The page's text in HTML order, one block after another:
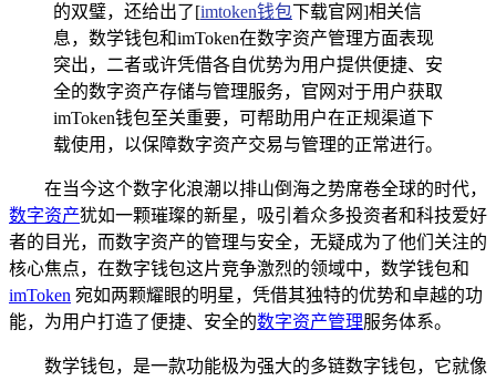
的双璧，还给出了[imtoken钱包下载官网]相关信
息，数学钱包和imToken在数字资产管理方面表现
突出，二者或许凭借各自优势为用户提供便捷、安
全的数字资产存储与管理服务，官网对于用户获取
imToken钱包至关重要，可帮助用户在正规渠道下
载使用，以保障数字资产交易与管理的正常进行。
在当今这个数字化浪潮以排山倒海之势席卷全球的时代，
数字资产犹如一颗璀璨的新星，吸引着众多投资者和科技爱好
者的目光，而数字资产的管理与安全，无疑成为了他们关注的
核心焦点，在数字钱包这片竞争激烈的领域中，数学钱包和
imToken 宛如两颗耀眼的明星，凭借其独特的优势和卓越的功
能，为用户打造了便捷、安全的数字资产管理服务体系。
数学钱包，是一款功能极为强大的多链数字钱包，它就像